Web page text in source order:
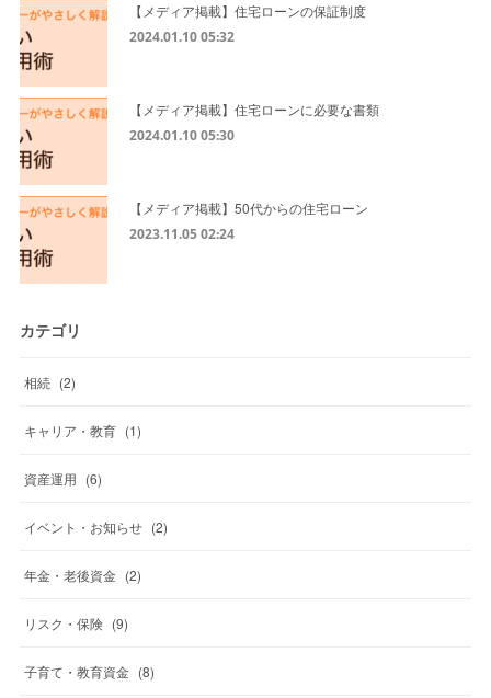
【メディア掲載】住宅ローンの保証制度
2024.01.10 05:32
【メディア掲載】住宅ローンに必要な書類
2024.01.10 05:30
【メディア掲載】50代からの住宅ローン
2023.11.05 02:24
カテゴリ
相続 (2)
キャリア・教育 (1)
資産運用 (6)
イベント・お知らせ (2)
年金・老後資金 (2)
リスク・保険 (9)
子育て・教育資金 (8)